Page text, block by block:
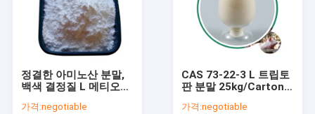
정결한 아미노산 분말,
백색 결정질 L 메티오닌
가격:negotiable
CAS 73-22-3 L 트립토
판 분말 25kg/Carton
가격:negotiable